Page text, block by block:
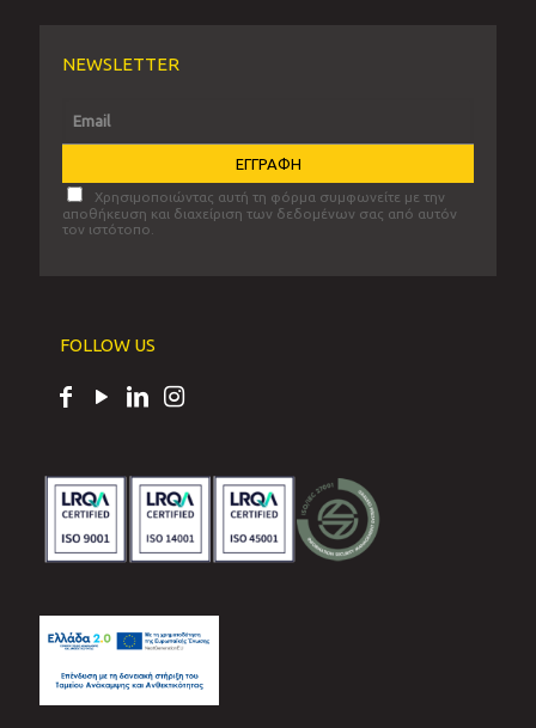
NEWSLETTER
Χρησιμοποιώντας αυτή τη φόρμα συμφωνείτε με την
αποθήκευση και διαχείριση των δεδομένων σας από αυτόν
τον ιστότοπο.
FOLLOW US